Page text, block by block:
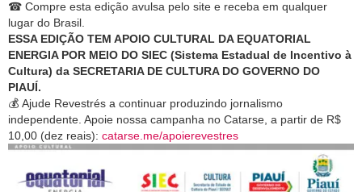
☎ Compre esta edição avulsa pelo site e receba em qualquer
lugar do Brasil.
ESSA EDIÇÃO TEM APOIO CULTURAL DA EQUATORIAL
ENERGIA POR MEIO DO SIEC (Sistema Estadual de Incentivo à
Cultura) da SECRETARIA DE CULTURA DO GOVERNO DO
PIAUÍ.
💰 Ajude Revestrés a continuar produzindo jornalismo
independente. Apoie nossa campanha no Catarse, a partir de R$
10,00 (dez reais): catarse.me/apoierevestres